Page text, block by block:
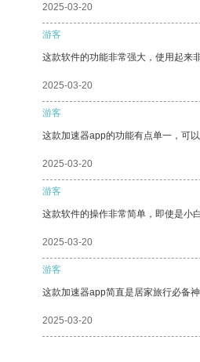
2025-03-20
游客
这款软件的功能非常强大，使用起来
2025-03-20
游客
这款加速器app的功能有点单一，可
2025-03-20
游客
这款软件的操作非常简单，即使是小
2025-03-20
游客
这款加速器app简直是居家旅行必备
2025-03-20